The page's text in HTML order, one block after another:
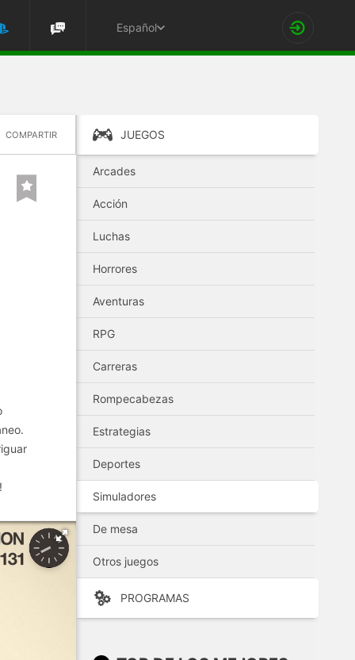
Español
COMPARTIR JUEGOS
Arcades
Acción
Luchas
Horrores
Aventuras
RPG
Carreras
Rompecabezas
Estrategias
Deportes
Simuladores
De mesa
Otros juegos
PROGRAMAS